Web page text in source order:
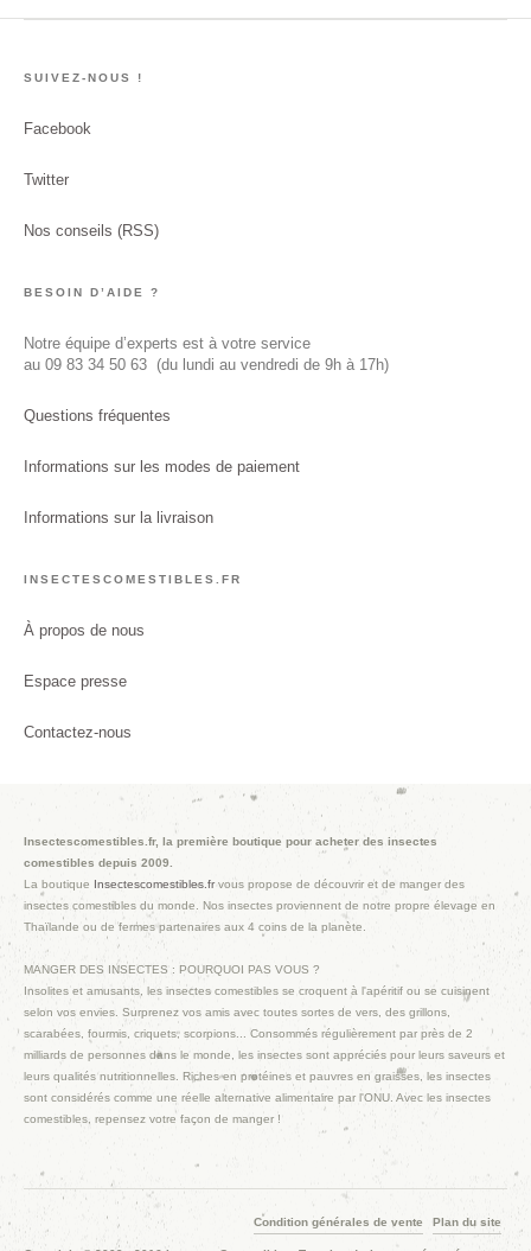
SUIVEZ-NOUS !
Facebook
Twitter
Nos conseils (RSS)
BESOIN D’AIDE ?
Notre équipe d’experts est à votre service
au 09 83 34 50 63 (du lundi au vendredi de 9h à 17h)
Questions fréquentes
Informations sur les modes de paiement
Informations sur la livraison
INSECTESCOMESTIBLES.FR
À propos de nous
Espace presse
Contactez-nous
Insectescomestibles.fr, la première boutique pour acheter des insectes
comestibles depuis 2009.
La boutique Insectescomestibles.fr vous propose de découvrir et de manger des
insectes comestibles du monde. Nos insectes proviennent de notre propre élevage en
Thaïlande ou de fermes partenaires aux 4 coins de la planète.
MANGER DES INSECTES : POURQUOI PAS VOUS ?
Insolites et amusants, les insectes comestibles se croquent à l'apéritif ou se cuisinent
selon vos envies. Surprenez vos amis avec toutes sortes de vers, des grillons,
scarabées, fourmis, criquets, scorpions... Consommés régulièrement par près de 2
milliards de personnes dans le monde, les insectes sont appréciés pour leurs saveurs et
leurs qualités nutritionnelles. Riches en protéines et pauvres en graisses, les insectes
sont considérés comme une réelle alternative alimentaire par l'ONU. Avec les insectes
comestibles, repensez votre façon de manger !
Condition générales de vente Plan du site